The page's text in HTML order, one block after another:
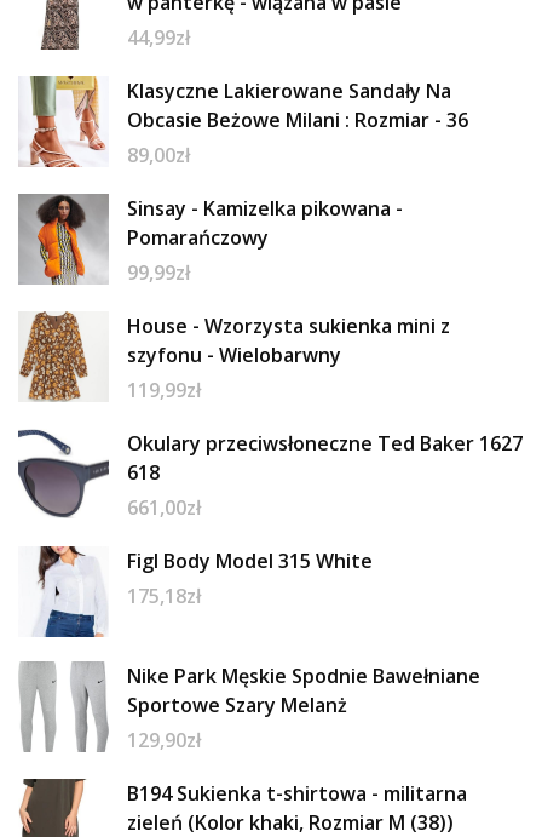
44,99zł
Klasyczne Lakierowane Sandały Na
Obcasie Beżowe Milani : Rozmiar - 36
89,00zł
Sinsay - Kamizelka pikowana -
Pomarańczowy
99,99zł
House - Wzorzysta sukienka mini z
szyfonu - Wielobarwny
119,99zł
Okulary przeciwsłoneczne Ted Baker 1627
618
661,00zł
Figl Body Model 315 White
175,18zł
Nike Park Męskie Spodnie Bawełniane
Sportowe Szary Melanż
129,90zł
B194 Sukienka t-shirtowa - militarna
zieleń (Kolor khaki, Rozmiar M (38))